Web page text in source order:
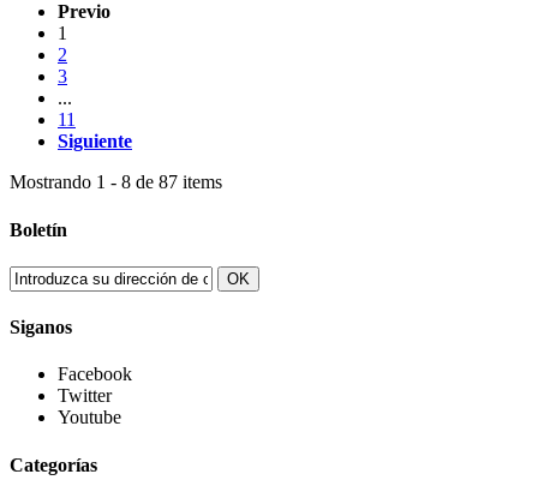
Previo
1
2
3
...
11
Siguiente
Mostrando 1 - 8 de 87 items
Boletín
OK
Siganos
Facebook
Twitter
Youtube
Categorías